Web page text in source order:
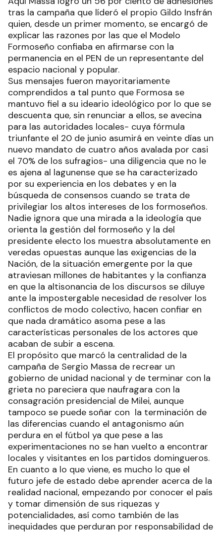
tras la campaña que líderó el propio Gildo Insfrán
quien, desde un primer momento, se encargó de
explicar las razones por las que el Modelo
Formoseño confiaba en afirmarse con la
permanencia en el PEN de un representante del
espacio nacional y popular.
Sus mensajes fueron mayoritariamente
comprendidos a tal punto que Formosa se
mantuvo fiel a su ideario ideológico por lo que se
descuenta que, sin renunciar a ellos, se avecina
para las autoridades locales- cuya fórmula
triunfante el 20 de junio asumirá en veinte días un
nuevo mandato de cuatro años avalada por casi
el 70% de los sufragios- una diligencia que no le
es ajena al lagunense que se ha caracterizado
por su experiencia en los debates y en la
búsqueda de consensos cuando se trata de
privilegiar los altos intereses de los formoseños.
Nadie ignora que una mirada a la ideología que
orienta la gestión del formoseño y la del
presidente electo los muestra absolutamente en
veredas opuestas aunque las exigencias de la
Nación, de la situación emergente por la que
atraviesan millones de habitantes y la confianza
en que la altisonancia de los discursos se diluye
ante la impostergable necesidad de resolver los
conflictos de modo colectivo, hacen confiar en
que nada dramático asoma pese a las
características personales de los actores que
acaban de subir a escena.
El propósito que marcó la centralidad de la
campaña de Sergio Massa de recrear un
gobierno de unidad nacional y de terminar con la
grieta no pareciera que naufragara con la
consagración presidencial de Milei, aunque
tampoco se puede soñar con la terminación de
las diferencias cuando el antagonismo aún
perdura en el fútbol ya que pese a las
experimentaciones no se han vuelto a encontrar
locales y visitantes en los partidos domingueros.
En cuanto a lo que viene, es mucho lo que el
futuro jefe de estado debe aprender acerca de la
realidad nacional, empezando por conocer el país
y tomar dimensión de sus riquezas y
potencialidades, así como también de las
inequidades que perduran por responsabilidad de